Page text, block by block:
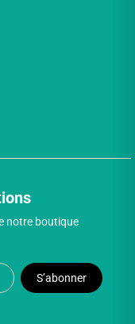
notre boutique
S’abonner